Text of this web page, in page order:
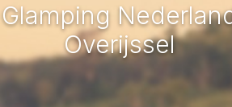
Glamping
Overijssel